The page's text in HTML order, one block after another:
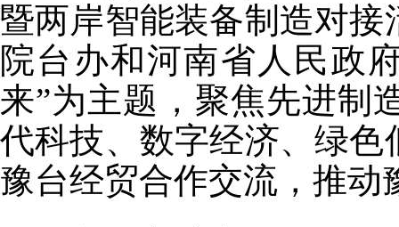
暨两岸智能装备制造对
院台办和河南省人民政
来”为主题，聚焦先进制
代科技、数字经济、绿
豫台经贸合作交流，推动